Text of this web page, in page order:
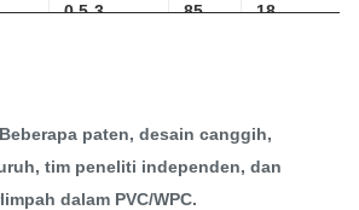
0,5-3 85 18
paten, desain canggih,
tim peneliti independen, dan
dalam PVC/WPC.